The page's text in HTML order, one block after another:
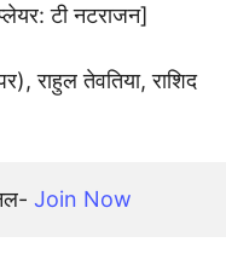
टी नटराजन]
राहुल तेवतिया, राशिद
Join Now